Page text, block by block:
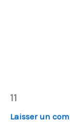
11
Laisser un